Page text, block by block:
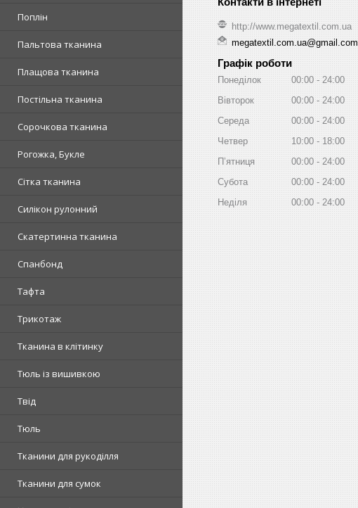
Поплін
Пальтова тканина
Плащова тканина
Постільна тканина
Сорочкова тканина
Рогожка, Букле
Сітка тканина
Силікон рулонний
Скатертинна тканина
Спанбонд
Тафта
Трикотаж
Тканина в клітинку
Тюль із вишивкою
Твід
Тюль
Тканини для рукоділля
Тканини для сумок
http://www.megatextil.com.ua
megatextil.com.ua@gmail.com
Графік роботи
Понеділок 00:00
24:00
Вівторок
00:00
24:00
Середа
00:00
24:00
Четвер
10:00
18:00
Пʼятниця
00:00
24:00
Субота
00:00
24:00
Неділя
00:00 24:00